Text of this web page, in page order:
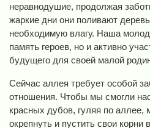
неравнодушие, продолжая
жаркие дни они поливают
необходимую влагу. Наша
память героев, но и активно
будущего для своей малой
Сейчас аллея требует особой
отношения. Чтобы мы смогли
красных дубов, гуляя по
окрепнуть и пустить свои